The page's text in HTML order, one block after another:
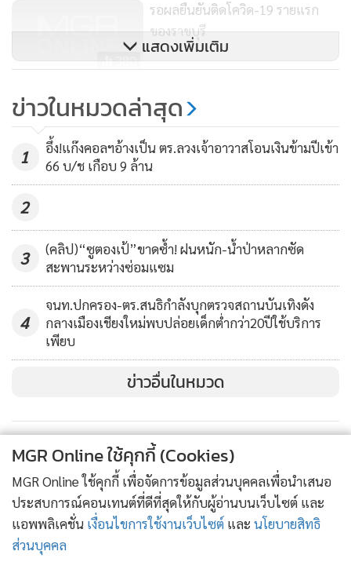
ตรวจดูเชื้อเหมือนรายนี้ด้วย
นายแพทย์ ทศเทพกล่าวอีกว่า สำหรับผู้ป่วยรายแรกนี้ ตั้งแต่มา
เสี่ยงสูงจำนวน 10 ราย ซึ่งได้เก็บตัวอย่างไปตรวจได้ผลเป็นลบ 9
ราย และรอผลยืนยันในวันพรุ่งนี้ (22 มี.ค.) 1 ราย ส่วนกลุ่มที่มี
ความเสี่ยงน้อยมี 20 ราย ซึ่งได้ใช้วิธีการกักตัวดูอาการเป็นเวลา
14 วันเช่นเดียวกับกลุ่มผู้ที่มีความเสี่ยงสัมผัสสูงที่ผ่านการตรวจก็
ให้มีการกักตัวเป็นเวลา 14 วันเพื่อความแน่นอนแล้วเช่นกัน
ขณะที่นายแพทย์ ไชยเวชกล่าวว่า ปัจจุบันโรงพยาบาลเชียงราย
ประชานุเคราะห์มีผู้ป่วยวันละประมาณ 800 คน ดังนั้น ตั้งแต่วัน
จันทร์ที่ 23 มี.ค.นี้จะให้ผู้ป่วยอายุ 70 ปีขึ้นไปที่มีนัดกับแพทย์ได้
ใช้การถามอาการทางโทรศัพท์และจัดส่งยาไปให้ที่บ้านแทน รวม
ทั้งระวังการรักษาเกี่ยวกับฟันที่เกิดการฟุ้งกระจายของโรคได้ง่าย
ด้วย ส่วนการรักษาผู้ป่วยรายแรกนั้นเป็นไปตามมาตรฐาน โดย
พบว่าผู้ป่วยโรคไวรัสโควิด-19 ทั่วไปจะใช้การรักษาตามอาการ
ใช้ยาที่ผลิตจากประเทศจีนและญี่ปุ่น ซึ่งปัจจุบันกระทรวง
สาธารณสุขมีรองรับไว้อยู่แล้ว
380
รอผลยืนยันติดโควิด-19 รายแรก
ของราชบุรี
1,121
สสจ.ปทุม เตือนช่วงนี้งดจัดงาน
แสดงเพิ่มเติม
ข่าวในหมวดล่าสุด
1
อึ้ง!แก๊งคอลฯอ้างเป็น ตร.ลวงเจ้าอาวาสโอนเงินข้ามปีเข้า
66 บ/ช เกือบ 9 ล้าน
2
3
(คลิป)“ซูตองเป้”ขาดซ้ำ! ฝนหนัก-น้ำป่าหลากซัด
สะพานระหว่างซ่อมแซม
4
จนท.ปกครอง-ตร.สนธิกำลังบุกตรวจสถานบันเทิงดัง
กลางเมืองเชียงใหม่พบปล่อยเด็กต่ำกว่า20ปีใช้บริการ
เพียบ
ข่าวอื่นในหมวด
MGR Online ใช้คุกกี้ (Cookies)
MGR Online ใช้คุกกี้ เพื่อจัดการข้อมูลส่วนบุคคลเพื่อนำเสนอ
ประสบการณ์คอนเทนต์ที่ดีที่สุดให้กับผู้อ่านบนเว็บไซต์ และ
แอพพลิเคชั่น เงื่อนไขการใช้งานเว็บไซต์ และ นโยบายสิทธิ
ส่วนบุคคล